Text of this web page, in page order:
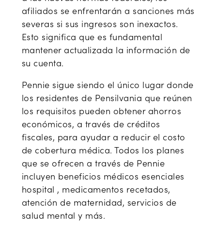
afiliados se enfrentarán a sanciones más
severas si sus ingresos son inexactos.
Esto significa que es fundamental
mantener actualizada la información de
su cuenta.
Pennie sigue siendo el único lugar donde
los residentes de Pensilvania que reúnen
los requisitos pueden obtener ahorros
económicos, a través de créditos
fiscales, para ayudar a reducir el costo
de cobertura médica. Todos los planes
que se ofrecen a través de Pennie
incluyen beneficios médicos esenciales
hospital , medicamentos recetados,
atención de maternidad, servicios de
salud mental y más.